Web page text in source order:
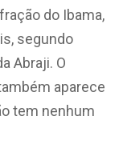
do Ibama,
segundo
Abraji. O
aparece
tem nenhum